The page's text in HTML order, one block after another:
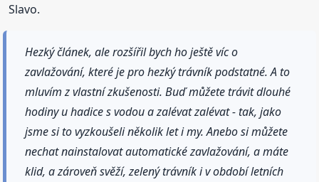
Slavo.
Hezký článek, ale rozšířil bych ho ještě víc o
zavlažování, které je pro hezký trávník podstatné. A to
mluvím z vlastní zkušenosti. Buď můžete trávit dlouhé
hodiny u hadice s vodou a zalévat zalévat - tak, jako
jsme si to vyzkoušeli několik let i my. Anebo si můžete
nechat nainstalovat automatické zavlažování, a máte
klid, a zároveň svěží, zelený trávník i v období letních